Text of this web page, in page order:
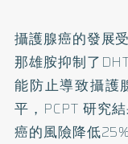
攝護腺癌的發展
那雄胺抑制了
能防止導致攝護
平，PCPT 研究
癌的風險降低